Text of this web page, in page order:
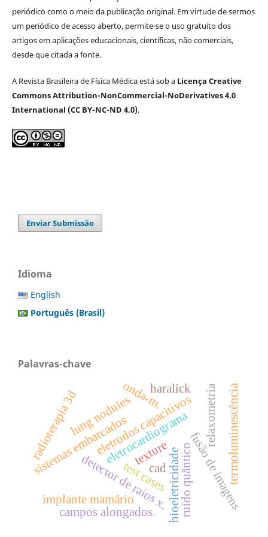
periódico como o meio da publicação original. Em virtude de sermos
um periódico de acesso aberto, permite-se o uso gratuito dos
artigos em aplicações educacionais, científicas, não comerciais,
desde que citada a fonte.
A Revista Brasileira de Física Médica está sob a Licença Creative
Commons Attribution-NonCommercial-NoDerivatives 4.0
International (CC BY-NC-ND 4.0).
Enviar Submissão
Idioma
English
Português (Brasil)
Palavras-chave
detector de raios x.bioeletricidade
sistemas embarcadoseletrocardiograma
eletrodos capacitivos
ruído quântico
implante mamário fusão de imagens
test cases
radioterapia 3d onda-m.
lung nodules
cad
haralick
texture termoluminescência
campos alongados.
relaxometria